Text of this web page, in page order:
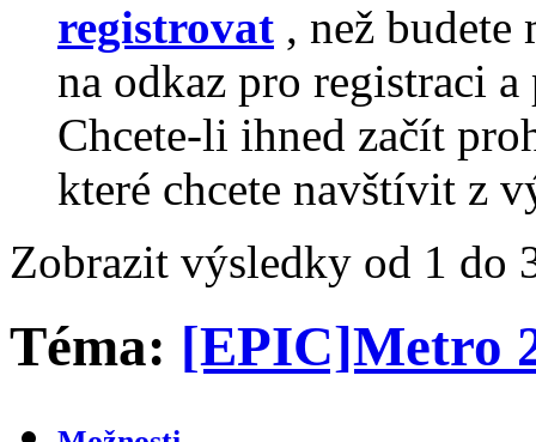
registrovat , než
na odkaz pro registraci
Chcete-li ihned začít
které chcete navštívit z
Zobrazit výsledky od 1 do
Téma: [EPIC]Metro